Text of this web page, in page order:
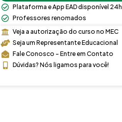
Plataforma e App EAD disponível 24h
Professores renomados
Veja a autorização do curso no MEC
Seja um Representante Educacional
Fale Conosco - Entre em Contato
Dúvidas? Nós ligamos para você!